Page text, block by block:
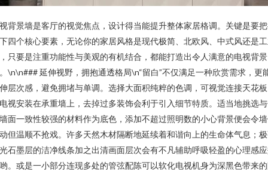
背景墙是客厅的视觉焦点，设计得当能提升整体家居格调。关键是要
四个核心要素，无论你的家居风格是现代极简、北欧风、中式风还是
只要是注重功能性与美观的有机结合，都能打造出令人满意的电视背景
\n\n### 延伸视野，拥抱通透格局\n“留白”不仅满足一种欣赏需求，更
层次感，避免拥堵与单调。选择大面积纯粹的色调，可视觉连接天花
视安装在承重墙上，去掉过多装饰会利于引入细节特质。适当地挑选
面一致性较强的材料作为底色，添加不超过照明数的小心背景便会令
但温顺不抢戏。许多天然木材隔断地延续着和谐向上的生命体气息；
石墨层的洁净线条加之出清画面层次会有不凡辅助呼吸轻盈的心理感
。或是一小部分连现多处的管弦配陈可以软化电视机身为深黑色带来